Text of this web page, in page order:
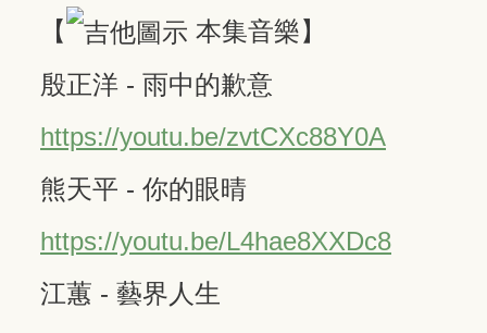
【
本集音樂】
殷正洋 - 雨中的歉意
https://youtu.be/zvtCXc88Y0A
熊天平 - 你的眼晴
https://youtu.be/L4hae8XXDc8
江蕙 - 藝界人生